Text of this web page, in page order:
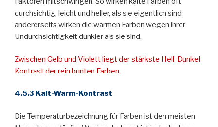
durchsichtig, leicht und heller, als sie eigentlich sind;
andererseits wirken die warmen Farben wegen ihrer
Undurchsichtigkeit dunkler als sie sind.
Zwischen Gelb und Violett liegt der stärkste Hell-Dunkel-
Kontrast der rein bunten Farben.
4.5.3 Kalt-Warm-Kontrast
Die Temperaturbezeichnung für Farben ist den meisten